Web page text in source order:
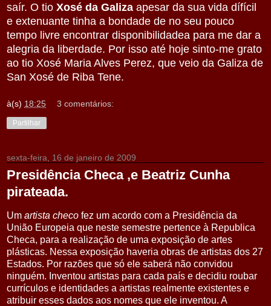
saír. O tio Xosé da Galiza apesar da sua vida dífícil
e extenuante tinha a bondade de no seu pouco
tempo livre encontrar disponibilidadea para me dar a
alegria da liberdade. Por isso até hoje sinto-me grato
ao tio Xosé Maria Alves Perez, que veio da Galiza de
San Xosé de Riba Tene.
à(s) 18:25 3 comentários:
Partilhar
sexta-feira, 16 de janeiro de 2009
Presidência Checa ,e Beatriz Cunha
pirateada.
Um artista checo fez um acordo com a Presidência da
União Europeia que neste semestre pertence à Republica
Checa, para a realização de uma exposição de artes
plásticas. Nessa exposição haveria obras de artistas dos 27
Estados. Por razões que só ele saberá não convidou
ninguém. Inventou artistas para cada país e decidiu roubar
currículos e identidades a artistas realmente existentes e
atribuir esses dados aos nomes que ele inventou. A